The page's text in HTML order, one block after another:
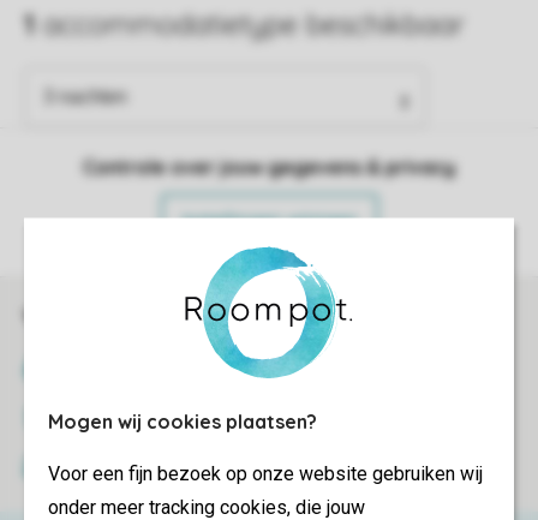
Mogen wij cookies plaatsen?
Voor een fijn bezoek op onze website gebruiken wij
onder meer tracking cookies, die jouw
Controle over jouw gegevens & privacy
Instellingen wijzigen
Veilig en snel online boeken
Veilige gegevensoverdracht
Veilige betaling